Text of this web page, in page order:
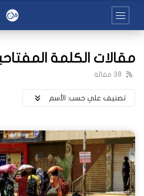
مقالات الكلمة
38 مقالة
تصنيف علي حسب: اﻷسم